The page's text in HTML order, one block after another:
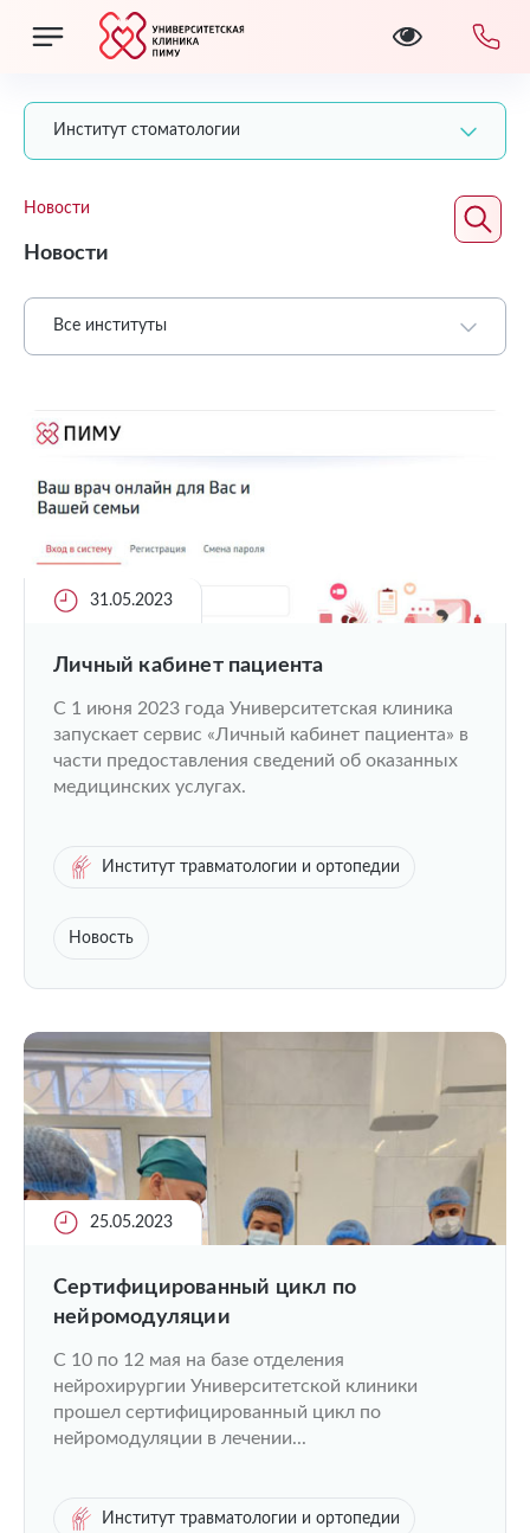
Институт стоматологии
Новости
Новости
Все институты
31.05.2023
Личный кабинет пациента
С 1 июня 2023 года Университетская клиника
запускает сервис «Личный кабинет пациента» в
части предоставления сведений об оказанных
медицинских услугах.
Институт травматологии и ортопедии
Новость
25.05.2023
Cертифицированный цикл по
нейромодуляции
С 10 по 12 мая на базе отделения
нейрохирургии Университетской клиники
прошел сертифицированный цикл по
нейромодуляции в лечении...
Институт травматологии и ортопедии